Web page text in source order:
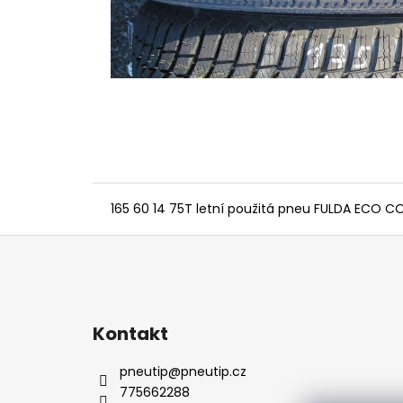
165 60 14 75T letní použitá pneu FULDA ECO
Z
Kontakt
pneutip@pneutip.cz
775662288